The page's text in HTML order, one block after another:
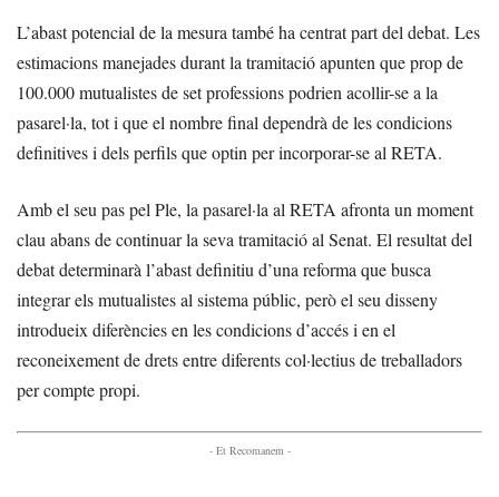
L’abast potencial de la mesura també ha centrat part del debat. Les
estimacions manejades durant la tramitació apunten que prop de
100.000 mutualistes de set professions podrien acollir-se a la
pasarel·la, tot i que el nombre final dependrà de les condicions
definitives i dels perfils que optin per incorporar-se al RETA.
Amb el seu pas pel Ple, la pasarel·la al RETA afronta un moment
clau abans de continuar la seva tramitació al Senat. El resultat del
debat determinarà l’abast definitiu d’una reforma que busca
integrar els mutualistes al sistema públic, però el seu disseny
introdueix diferències en les condicions d’accés i en el
reconeixement de drets entre diferents col·lectius de treballadors
per compte propi.
- Et Recomanem -